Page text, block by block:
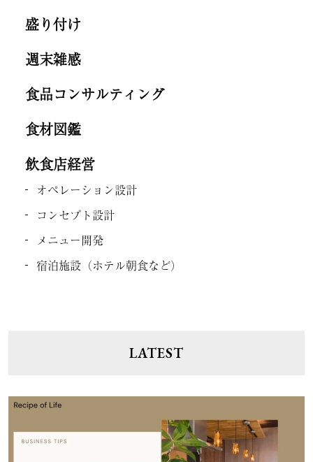
盛り付け
週末雑感
食品コンサルティング
食材図鑑
飲食店経営
オペレーション設計
コンセプト設計
メニュー開発
宿泊施設（ホテル朝食など）
LATEST